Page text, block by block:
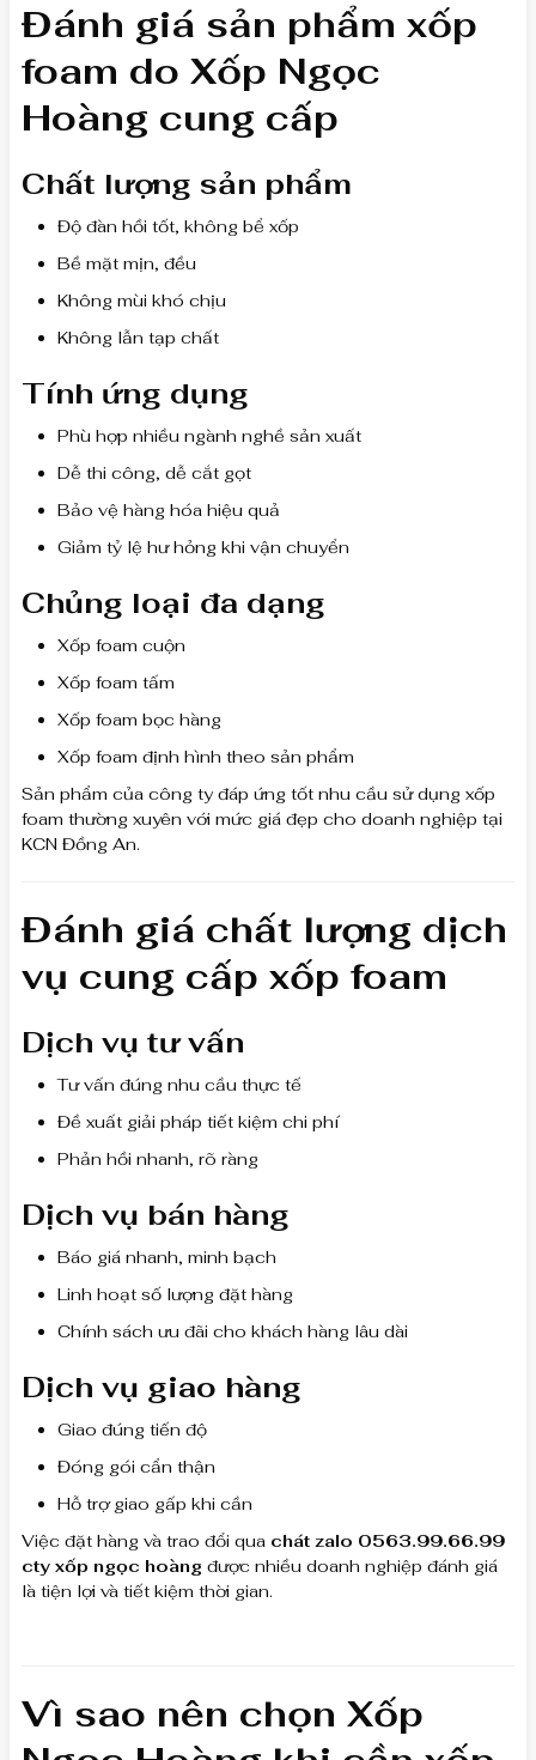
Đánh giá sản phẩm xốp
foam do Xốp Ngọc
Hoàng cung cấp
Chất lượng sản phẩm
Độ đàn hồi tốt, không bể xốp
Bề mặt mịn, đều
Không mùi khó chịu
Không lẫn tạp chất
Tính ứng dụng
Phù hợp nhiều ngành nghề sản xuất
Dễ thi công, dễ cắt gọt
Bảo vệ hàng hóa hiệu quả
Giảm tỷ lệ hư hỏng khi vận chuyển
Chủng loại đa dạng
Xốp foam cuộn
Xốp foam tấm
Xốp foam bọc hàng
Xốp foam định hình theo sản phẩm
Sản phẩm của công ty đáp ứng tốt nhu cầu sử dụng xốp
foam thường xuyên với mức giá đẹp cho doanh nghiệp tại
KCN Đồng An.
Đánh giá chất lượng dịch
vụ cung cấp xốp foam
Dịch vụ tư vấn
Tư vấn đúng nhu cầu thực tế
Đề xuất giải pháp tiết kiệm chi phí
Phản hồi nhanh, rõ ràng
Dịch vụ bán hàng
Báo giá nhanh, minh bạch
Linh hoạt số lượng đặt hàng
Chính sách ưu đãi cho khách hàng lâu dài
Dịch vụ giao hàng
Giao đúng tiến độ
Đóng gói cẩn thận
Hỗ trợ giao gấp khi cần
Việc đặt hàng và trao đổi qua chát zalo 0563.99.66.99
cty xốp ngọc hoàng được nhiều doanh nghiệp đánh giá
là tiện lợi và tiết kiệm thời gian.
Vì sao nên chọn Xốp